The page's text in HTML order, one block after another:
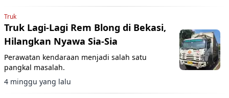
Truk
Truk Lagi-Lagi Rem Blong di Bekasi,
Hilangkan Nyawa Sia-Sia
Perawatan kendaraan menjadi salah satu
pangkal masalah.
4 minggu yang lalu